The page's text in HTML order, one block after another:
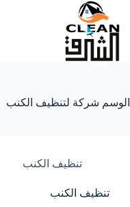
التجاوز
المحتوى
الوسم شركة لتنظيف الكنب
تنظيف الكنب
تنظيف الكنب